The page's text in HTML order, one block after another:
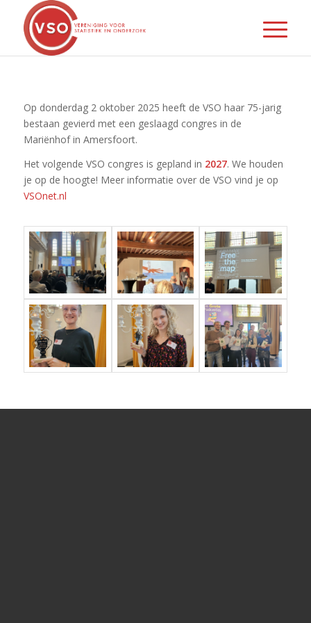
Op donderdag 2 oktober 2025 heeft de VSO haar 75-jarig
bestaan gevierd met een geslaagd congres in de
Mariënhof in Amersfoort.
Het volgende VSO congres is gepland in 2027. We houden
je op de hoogte! Meer informatie over de VSO vind je op
VSOnet.nl